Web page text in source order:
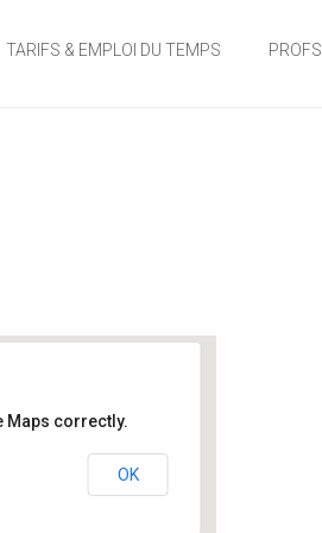
TARIFS & EMPLOI DU TEMPS PROFS
- Buxerolles
Maps correctly.
OK